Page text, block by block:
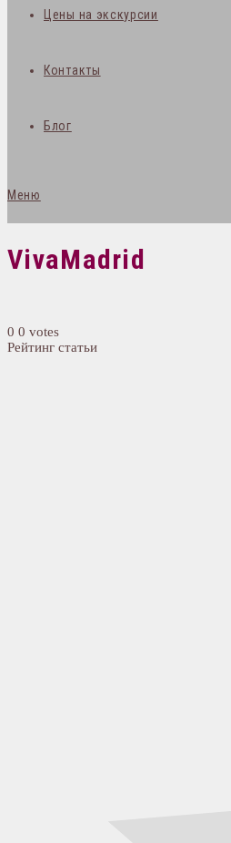
Цены на экскурсии
Контакты
Блог
Меню
VivaMadrid
0 0 votes
Рейтинг статьи